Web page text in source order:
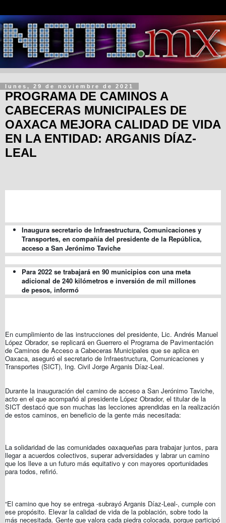
lunes, 29 de noviembre de 2021
PROGRAMA DE CAMINOS A
CABECERAS MUNICIPALES DE
OAXACA MEJORA CALIDAD DE VIDA
EN LA ENTIDAD: ARGANIS DÍAZ-
LEAL
Inaugura secretario de Infraestructura, Comunicaciones y
Transportes, en compañía del presidente de la República,
acceso a San Jerónimo Taviche
Para 2022 se trabajará en 90 municipios con una meta
adicional de 240 kilómetros e inversión de mil millones
de pesos, informó
En cumplimiento de las instrucciones del presidente, Lic. Andrés Manuel
López Obrador, se replicará en Guerrero el Programa de Pavimentación
de Caminos de Acceso a Cabeceras Municipales que se aplica en
Oaxaca, aseguró el secretario de Infraestructura, Comunicaciones y
Transportes (SICT), Ing. Civil Jorge Arganis Díaz-Leal.
Durante la inauguración del camino de acceso a San Jerónimo Taviche,
acto en el que acompañó al presidente López Obrador, el titular de la
SICT destacó que son muchas las lecciones aprendidas en la realización
de estos caminos, en beneficio de la gente más necesitada:
La solidaridad de las comunidades oaxaqueñas para trabajar juntos, para
llegar a acuerdos colectivos, superar adversidades y labrar un camino
que los lleve a un futuro más equitativo y con mayores oportunidades
para todos, refirió.
“El camino que hoy se entrega -subrayó Arganis Díaz-Leal-, cumple con
ese propósito. Elevar la calidad de vida de la población, sobre todo la
más necesitada. Gente que valora cada piedra colocada, porque participó